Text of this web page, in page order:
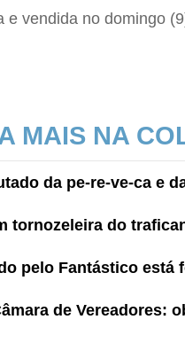
e vendida no
MAIS NA
da pe-re-ve-ca e
tornozeleira do
pelo Fantástico está
de Vereadores: